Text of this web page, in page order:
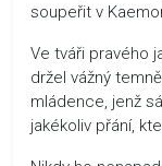
soupeřit v
Ve tváři pravého
držel vážný
mládence, jenž
jakékoliv přání,